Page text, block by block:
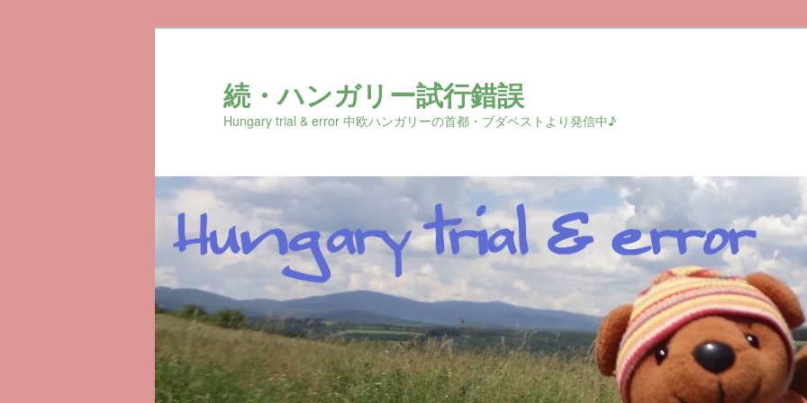
続・ハンガリー試行錯誤
Hungary trial & error 中欧ハンガリーの首都・ブダペストより発信中♪